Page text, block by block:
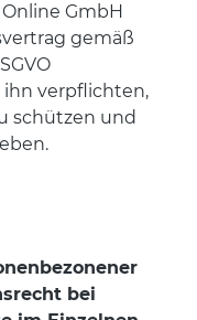
GmbH
gemäß
ihn verpflichten,
schützen und
bei